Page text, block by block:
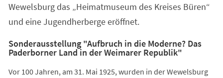
Wewelsburg das „Heimatmuseum des Kreises Büren“
und eine Jugendherberge eröffnet.
Sonderausstellung "Aufbruch in die Moderne? Das
Paderborner Land in der Weimarer Republik"
Vor 100 Jahren, am 31. Mai 1925, wurden in der Wewelsburg